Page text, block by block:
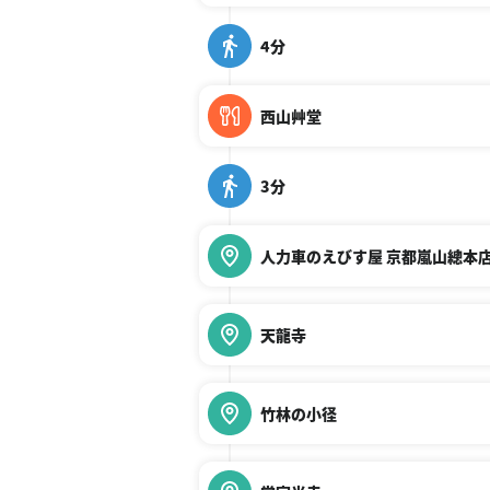
4分
西山艸堂
3分
人力車のえびす屋 京都嵐山總本
天龍寺
竹林の小径